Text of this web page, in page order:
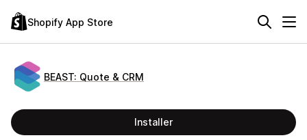
Shopify App Store
BEAST: Quote & CRM
Installer